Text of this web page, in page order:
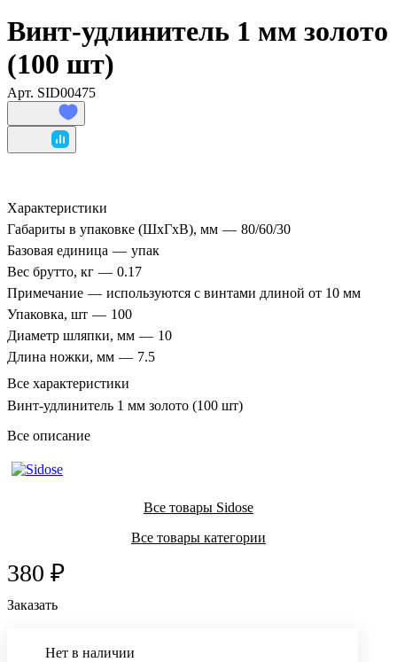
Винт-удлинитель 1 мм золото
(100 шт)
Арт. SID00475
Характеристики
Габариты в упаковке (ШхГхВ), мм — 80/60/30
Базовая единица — упак
Вес брутто, кг — 0.17
Примечание — используются с винтами длиной от 10 мм
Упаковка, шт — 100
Диаметр шляпки, мм — 10
Длина ножки, мм — 7.5
Все характеристики
Винт-удлинитель 1 мм золото (100 шт)
Все описание
Все товары Sidose
Все товары категории
380 ₽
Заказать
Нет в наличии